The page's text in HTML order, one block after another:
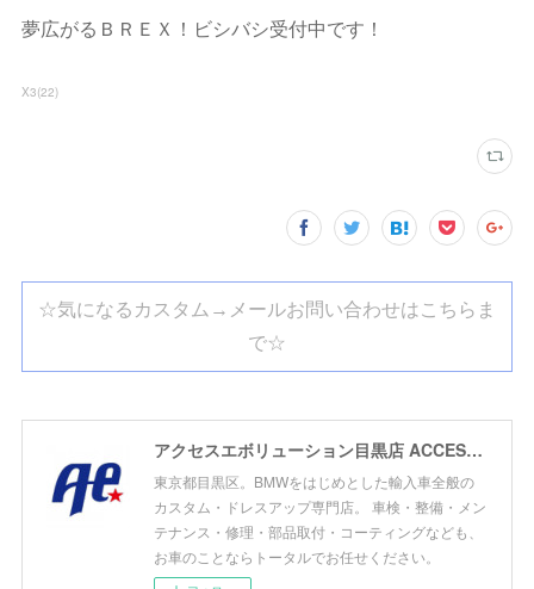
夢広がるＢＲＥＸ！ビシバシ受付中です！
X3(22)
☆気になるカスタム→メールお問い合わせはこちらま
で☆
アクセスエボリューション目黒店 ACCESS EVOLUTION MEGURO
東京都目黒区。BMWをはじめとした輸入車全般の
カスタム・ドレスアップ専門店。 車検・整備・メン
テナンス・修理・部品取付・コーティングなども、
お車のことならトータルでお任せください。